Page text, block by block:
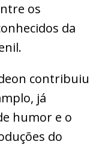
os
da
contribuiu
já
humor e o
do